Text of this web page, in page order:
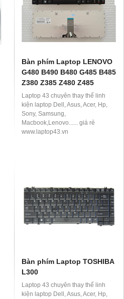
Bàn phím Laptop LENOVO
G480 B490 B480 G485 B485
Z380 Z385 Z480 Z485
Laptop 43 chuyên thay thế linh
kiện laptop Dell, Asus, Acer, Hp,
Sony, Samsung,
Macbook,Lenovo...... giá rẻ
www.laptop43.vn
Bàn phím Laptop TOSHIBA
L300
Laptop 43 chuyên thay thế linh
kiện laptop Dell, Asus, Acer, Hp,